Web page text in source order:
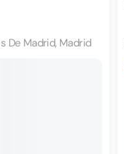
De Madrid, Madrid